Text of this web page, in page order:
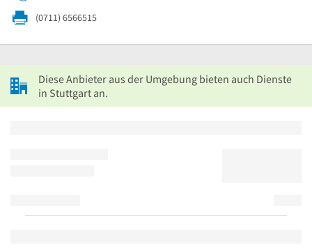
(0711) 6566515
Diese Anbieter aus der Umgebung bieten auch Dienste
in Stuttgart an.